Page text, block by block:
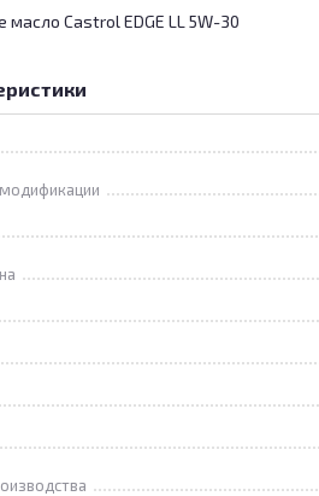
масло Castrol EDGE LL 5W-30